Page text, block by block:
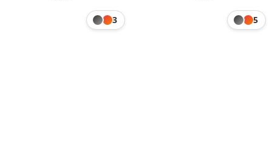
3 5